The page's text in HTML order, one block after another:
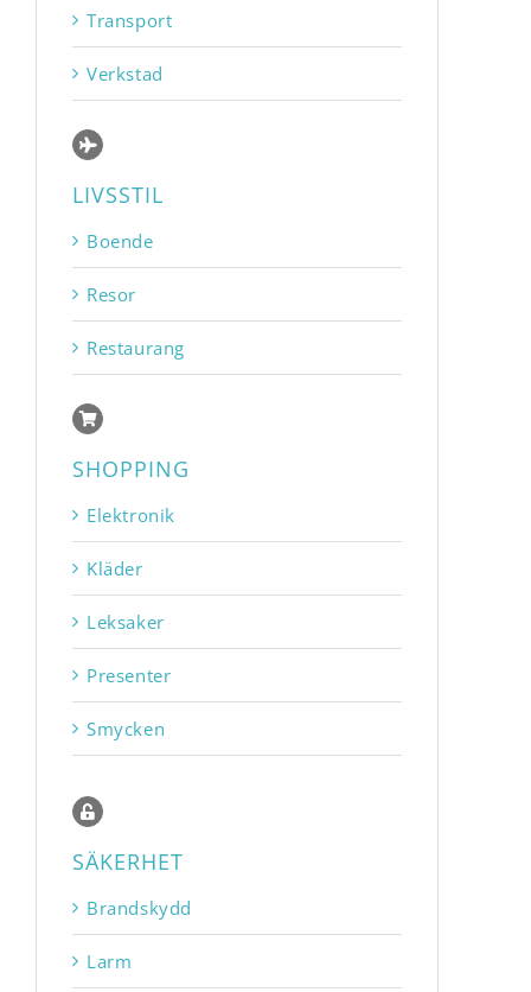
Transport
Verkstad
LIVSSTIL
Boende
Resor
Restaurang
SHOPPING
Elektronik
Kläder
Leksaker
Presenter
Smycken
SÄKERHET
Brandskydd
Larm